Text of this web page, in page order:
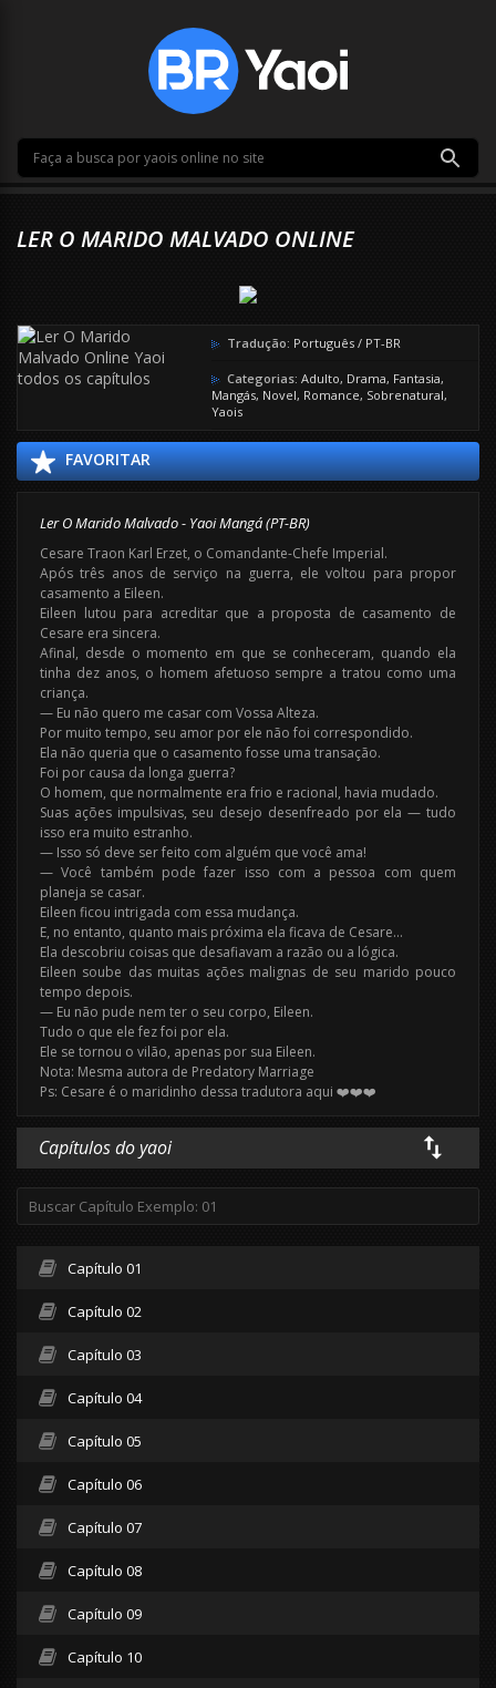
LER O MARIDO MALVADO ONLINE
Tradução: Português / PT-BR
Categorias: Adulto, Drama, Fantasia,
Mangás, Novel, Romance, Sobrenatural,
Yaois
FAVORITAR
Ler O Marido Malvado - Yaoi Mangá (PT-BR)
Cesare Traon Karl Erzet, o Comandante-Chefe Imperial.
Após três anos de serviço na guerra, ele voltou para propor
casamento a Eileen.
Eileen lutou para acreditar que a proposta de casamento de
Cesare era sincera.
Afinal, desde o momento em que se conheceram, quando ela
tinha dez anos, o homem afetuoso sempre a tratou como uma
criança.
— Eu não quero me casar com Vossa Alteza.
Por muito tempo, seu amor por ele não foi correspondido.
Ela não queria que o casamento fosse uma transação.
Foi por causa da longa guerra?
O homem, que normalmente era frio e racional, havia mudado.
Suas ações impulsivas, seu desejo desenfreado por ela — tudo
isso era muito estranho.
— Isso só deve ser feito com alguém que você ama!
— Você também pode fazer isso com a pessoa com quem
planeja se casar.
Eileen ficou intrigada com essa mudança.
E, no entanto, quanto mais próxima ela ficava de Cesare…
Ela descobriu coisas que desafiavam a razão ou a lógica.
Eileen soube das muitas ações malignas de seu marido pouco
tempo depois.
— Eu não pude nem ter o seu corpo, Eileen.
Tudo o que ele fez foi por ela.
Ele se tornou o vilão, apenas por sua Eileen.
Nota: Mesma autora de Predatory Marriage
Ps: Cesare é o maridinho dessa tradutora aqui ❤️❤️❤️
Capítulos do yaoi
Capítulo 01
Capítulo 02
Capítulo 03
Capítulo 04
Capítulo 05
Capítulo 06
Capítulo 07
Capítulo 08
Capítulo 09
Capítulo 10